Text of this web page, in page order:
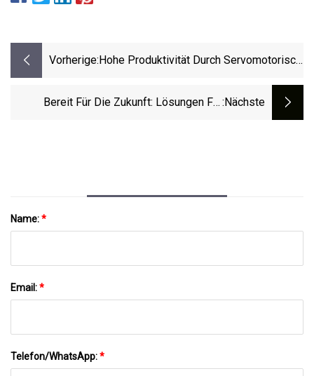
Vorherige: Hohe Produktivität Durch Servomotorisch
Bereit Für Die Zukunft: Lösungen Für :nächste
Name:*
Email:*
Telefon/WhatsApp:*